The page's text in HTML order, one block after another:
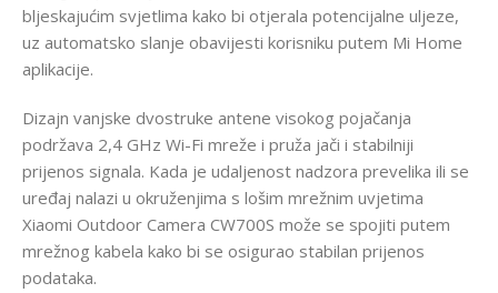
bljeskajućim svjetlima kako bi otjerala potencijalne uljeze,
uz automatsko slanje obavijesti korisniku putem Mi Home
aplikacije.
Dizajn vanjske dvostruke antene visokog pojačanja
podržava 2,4 GHz Wi-Fi mreže i pruža jači i stabilniji
prijenos signala. Kada je udaljenost nadzora prevelika ili se
uređaj nalazi u okruženjima s lošim mrežnim uvjetima
Xiaomi Outdoor Camera CW700S može se spojiti putem
mrežnog kabela kako bi se osigurao stabilan prijenos
podataka.